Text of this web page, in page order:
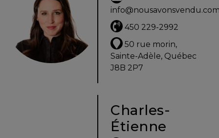
Avec
un
450 229-2992
50 rue morin,
Sainte-Adèle, Québec
J8B 2P7
Charles-
Étienne